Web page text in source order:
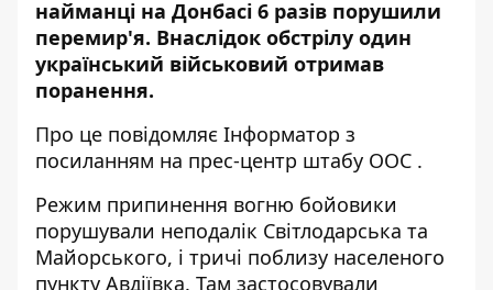
найманці на Донбасі 6 разів порушили
перемир'я. Внаслідок обстрілу один
український військовий отримав
поранення.
Про це повідомляє Інформатор з
посиланням на прес-центр штабу ООС .
Режим припинення вогню бойовики
порушували неподалік Світлодарська та
Майорського, і тричі поблизу населеного
пункту Авдіївка. Там застосовували